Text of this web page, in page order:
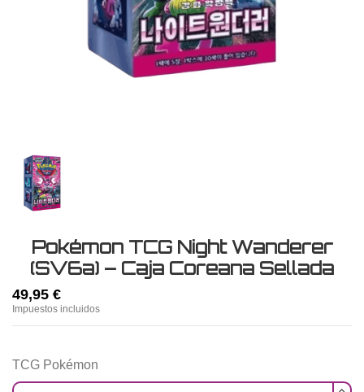
Pokémon TCG Night Wanderer
(SV6a) – Caja Coreana Sellada
49,95 €
Impuestos incluidos
TCG Pokémon